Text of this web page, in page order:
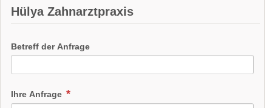
Hülya Zahnarztpraxis
Betreff der Anfrage
Ihre Anfrage